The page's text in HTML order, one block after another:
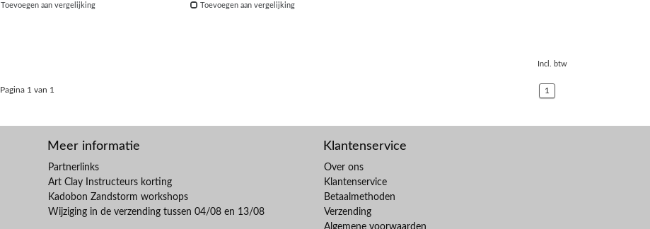
Toevoegen aan vergelijking Toevoegen aan vergelijking
Incl. btw
Pagina 1 van 1 1
Meer informatie
Partnerlinks
Art Clay Instructeurs korting
Kadobon Zandstorm workshops
Wijziging in de verzending tussen 04/08 en 13/08
Klantenservice
Over ons
Klantenservice
Betaalmethoden
Verzending
Algemene voorwaarden